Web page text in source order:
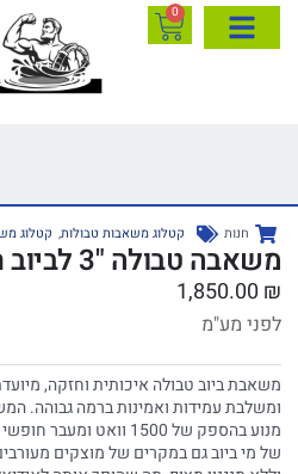
0
חנות קטלוג משאבות טבולות, קטלוג
משאבה טבולה "3 לביוב חד פאזי ללא מצוף
1,850.00 ₪
לפני מע"מ
משאבת ביוב טבולה איכותית וחזקה,
ומשלבת עמידות ואמינות ברמה גבוהה.
מנוע בהספק של 1500